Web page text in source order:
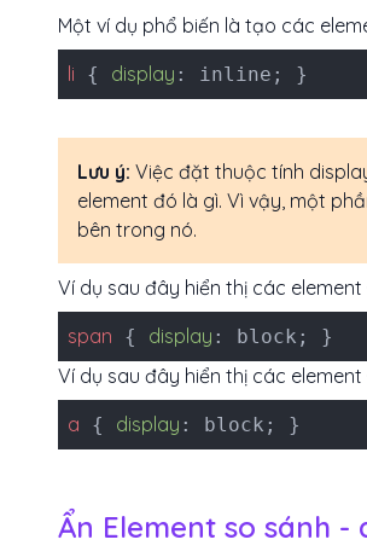
Một ví dụ phổ biến là tạo các
li { display : inline; }
Lưu ý: Việc đặt thuộc tính
element đó là gì. Vì vậy, một
bên trong nó.
Ví dụ sau đây hiển thị các
span { display : block; }
Ví dụ sau đây hiển thị các
a { display : block; }
Ẩn Element so sánh